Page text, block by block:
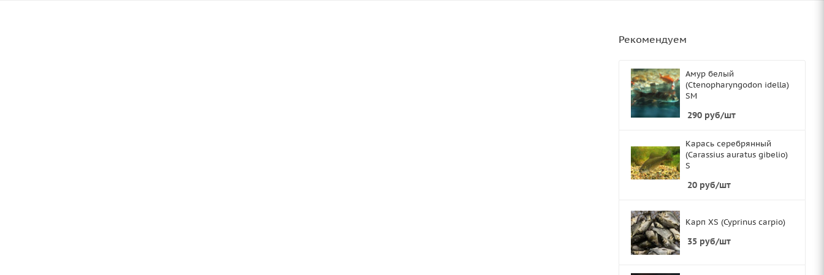
Рекомендуем
Амур белый
(Ctenopharyngodon idella)
SМ
290 руб/шт
Карась серебрянный
(Carassius auratus gibelio)
S
20 руб/шт
Карп XS (Cyprinus carpio)
35 руб/шт